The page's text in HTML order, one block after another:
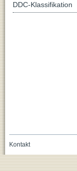
DDC-Klassifikation
Kontakt